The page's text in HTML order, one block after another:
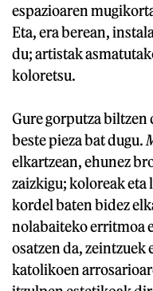
espazioaren
Eta, era berean,
du; artistak
koloretsu.
Gure gorputza biltzen
beste pieza bat dugu.
elkartzean, ehunez
zaizkigu; koloreak
kordel baten bidez
nolabaiteko erritmoa
osatzen da,
katolikoen